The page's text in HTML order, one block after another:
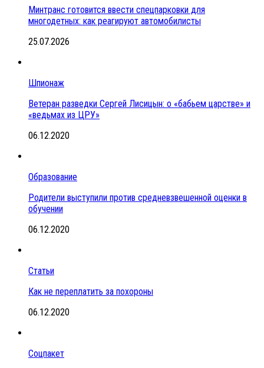
Минтранс готовится ввести спецпарковки для
многодетных: как реагируют автомобилисты
25.07.2026
Шпионаж
Ветеран разведки Сергей Лисицын: о «бабьем царстве» и
«ведьмах из ЦРУ»
06.12.2020
Образование
Родители выступили против средневзвешенной оценки в
обучении
06.12.2020
Статьи
Как не переплатить за похороны
06.12.2020
Соцпакет